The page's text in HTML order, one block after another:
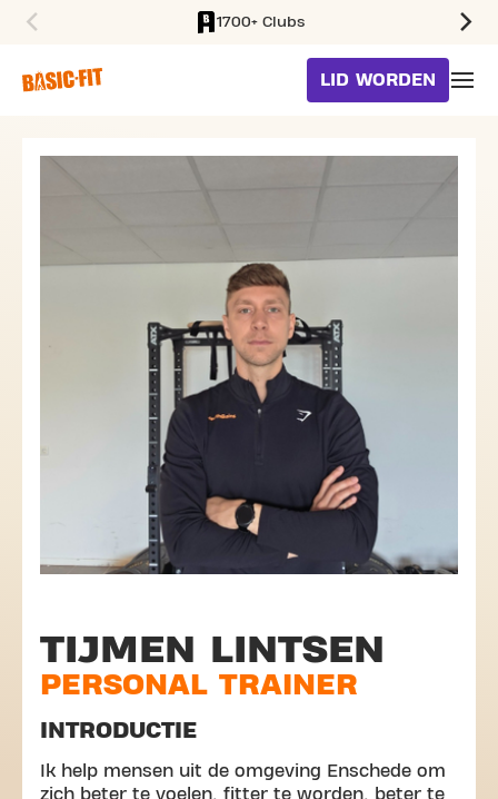
1700+ Clubs
LID WORDEN
TIJMEN LINTSEN
PERSONAL TRAINER
INTRODUCTIE
Ik help mensen uit de omgeving Enschede om
zich beter te voelen, fitter te worden, beter te